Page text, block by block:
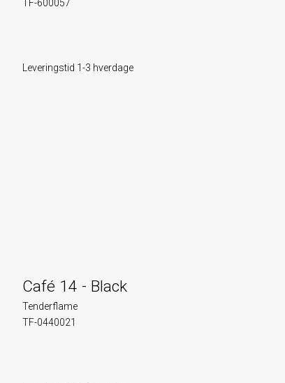
TF-600057
Leveringstid 1-3 hverdage
Café 14 - Black
Tenderflame
TF-0440021